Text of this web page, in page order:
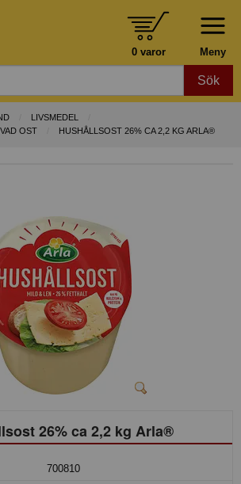
Meny
0 varor
Sök
LIVSMEDEL
OST
HUSHÅLLSOST 26% CA 2,2 KG ARLA®
26% ca 2,2 kg Arla®
700810